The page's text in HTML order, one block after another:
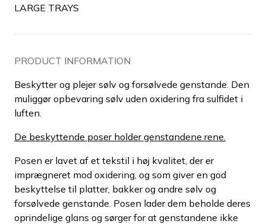
LARGE TRAYS
PRODUCT INFORMATION
Beskytter og plejer sølv og forsølvede genstande. Den
muliggør opbevaring sølv uden oxidering fra sulfidet i
luften.
De beskyttende poser holder genstandene rene.
Posen er lavet af et tekstil i høj kvalitet, der er
imprægneret mod oxidering, og som giver en god
beskyttelse til platter, bakker og andre sølv og
forsølvede genstande. Posen lader dem beholde deres
oprindelige glans og sørger for at genstandene ikke